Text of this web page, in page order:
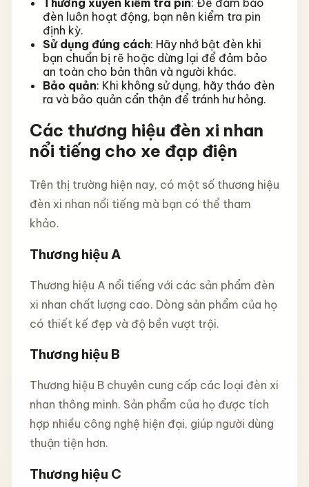
Thường xuyên kiểm tra pin: Để đảm bảo
đèn luôn hoạt động, bạn nên kiểm tra pin
định kỳ.
Sử dụng đúng cách: Hãy nhớ bật đèn khi
bạn chuẩn bị rẽ hoặc dừng lại để đảm bảo
an toàn cho bản thân và người khác.
Bảo quản: Khi không sử dụng, hãy tháo đèn
ra và bảo quản cẩn thận để tránh hư hỏng.
Các thương hiệu đèn xi nhan
nổi tiếng cho xe đạp điện
Trên thị trường hiện nay, có một số thương hiệu
đèn xi nhan nổi tiếng mà bạn có thể tham
khảo.
Thương hiệu A
Thương hiệu A nổi tiếng với các sản phẩm đèn
xi nhan chất lượng cao. Dòng sản phẩm của họ
có thiết kế đẹp và độ bền vượt trội.
Thương hiệu B
Thương hiệu B chuyên cung cấp các loại đèn xi
nhan thông minh. Sản phẩm của họ được tích
hợp nhiều công nghệ hiện đại, giúp người dùng
thuận tiện hơn.
Thương hiệu C